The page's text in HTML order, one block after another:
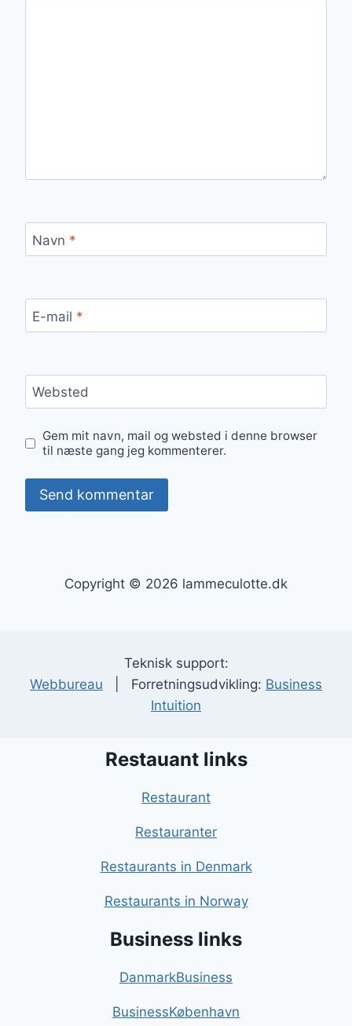
Navn *
E-mail *
Websted
Gem mit navn, mail og websted i denne browser
til næste gang jeg kommenterer.
Copyright © 2026 lammeculotte.dk
Teknisk support:
Webbureau | Forretningsudvikling: Business
Intuition
Restauant links
Restaurant
Restauranter
Restaurants in Denmark
Restaurants in Norway
Business links
DanmarkBusiness
BusinessKøbenhavn